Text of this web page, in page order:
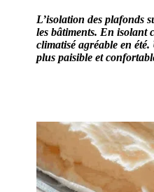
L’isolation des plafonds
les bâtiments. En isolant
climatisé agréable en
plus paisible et